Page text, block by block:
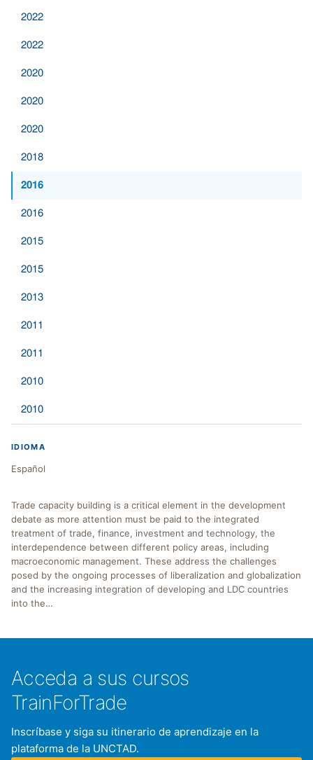
2022
2022
2020
2020
2020
2018
2016
2016
2015
2015
2013
2011
2011
2010
2010
IDIOMA
Español
Trade capacity building is a critical element in the development
debate as more attention must be paid to the integrated
treatment of trade, finance, investment and technology, the
interdependence between different policy areas, including
macroeconomic management. These address the challenges
posed by the ongoing processes of liberalization and globalization
and the increasing integration of developing and LDC countries
into the…
Acceda a sus cursos
TrainForTrade
Inscríbase y siga su itinerario de aprendizaje en la
plataforma de la UNCTAD.